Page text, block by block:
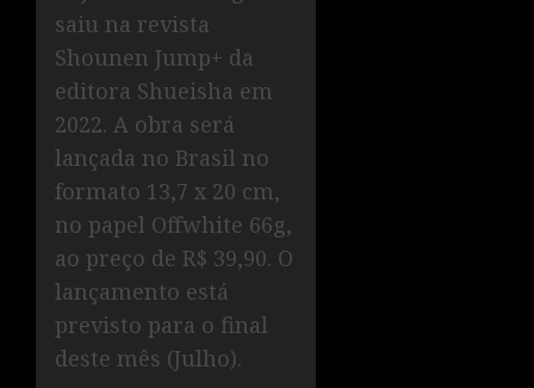
saiu na revista
Shounen Jump+ da
editora Shueisha em
2022. A obra será
lançada no Brasil no
formato 13,7 x 20 cm,
no papel Offwhite 66g,
ao preço de R$ 39,90. O
lançamento está
previsto para o final
deste mês (Julho).